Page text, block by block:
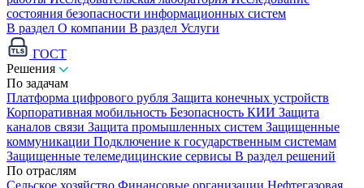
состояния безопасности информационных систем
В раздел О компании В раздел Услуги
ГОСТ
Решения
По задачам
Платформа цифрового рубля Защита конечных устройств
Корпоративная мобильность Безопасность КИИ Защита
каналов связи Защита промышленных систем Защищенные
коммуникации Подключение к государственным системам
Защищенные телемедицинские сервисы В раздел решений
По отраслям
Сельское хозяйство Финансовые организации Нефтегазовая